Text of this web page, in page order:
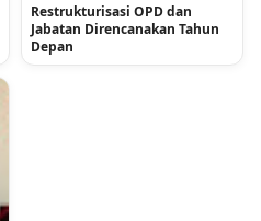
Restrukturisasi OPD dan
Jabatan Direncanakan Tahun
Depan